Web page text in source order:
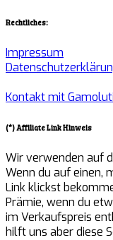
Rechtliches:
Impressum
Kontakt mit
(*) Affiliate Link Hinweis
Wir verwenden auf
Wenn du auf einen,
Link klickst
Prämie, wenn du
im Verkaufspreis
hilft uns aber diese